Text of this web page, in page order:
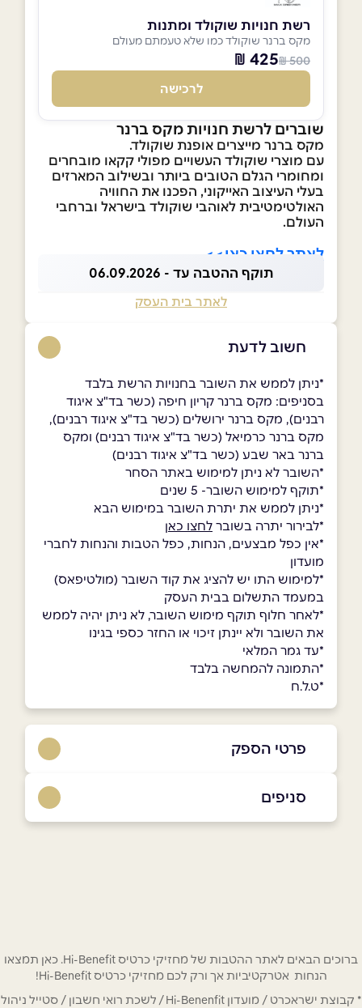
רשת חנויות שוקולד ומתנות
מקס ברנר שוקולד כמו שלא טעמתם מעולם
500 ₪
425 ₪
לרכישה
שוברים לרשת חנויות מקס ברנר
מקס ברנר מייצרים אופנת שוקולד.
עם מוצרי שוקולד העשויים מפולי קקאו מובחרים
ומחומרי הגלם הטובים ביותר ובשילוב המארזים
בעלי העיצוב האייקוני, הפכנו את החוויה
האולטימטיבית לאוהבי שוקולד בישראל וברחבי
העולם.
לאתר לחצו כאן>>
תוקף ההטבה עד - 06.09.2026
לאתר בית העסק
חשוב לדעת
*ניתן לממש את השובר בחנויות הרשת בלבד
בסניפים: מקס ברנר קריון חיפה (כשר בד"צ איגוד
רבנים), מקס ברנר ירושלים (כשר בד"צ איגוד רבנים),
מקס ברנר כרמיאל (כשר בד"צ איגוד רבנים) ומקס
ברנר באר שבע (כשר בד"צ איגוד רבנים)
*השובר לא ניתן למימוש באתר הסחר
*תוקף למימוש השובר- 5 שנים
*ניתן לממש את יתרת השובר במימוש הבא
*לבירור יתרה בשובר לחצו כאן
*אין כפל מבצעים, הנחות, כפל הטבות והנחות לחברי
מועדון
*למימוש התו יש להציג את קוד השובר (מולטיפאס)
במעמד התשלום בבית העסק
*לאחר חלוף תוקף מימוש השובר, לא ניתן יהיה לממש
את השובר ולא יינתן זיכוי או החזר כספי בגינו
*עד גמר המלאי
*התמונה להמחשה בלבד
*ט.ל.ח
פרטי הספק
אימייל*
סניפים
קרית ביאליק
דרך עכו חיפה 192
ברוכים הבאים לאתר ההטבות של מחזיקי כרטיס Hi-Benefit. כאן תמצאו
הנחות אטרקטיביות אך ורק לכם מחזיקי כרטיס Hi-Benefit!
* קבוצת ישראכרט / מועדון Hi-Benenfit / לשכת רואי חשבון / סטייל ניהול